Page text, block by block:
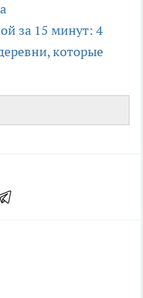
за 15 минут: 4
которые